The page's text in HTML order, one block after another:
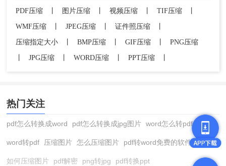
PDF压缩 图片压缩 视频压缩 TIF压缩
WMF压缩
JPEG压缩 证件照压缩
压缩指定大小
BMP压缩 GIF压缩
PNG压缩
JPG压缩 WORD压缩 PPT压缩
热门关注
pdf怎么转换成word pdf怎么转换成jpg图片 word怎么转pdf
word转pdf 压缩图片 怎么压缩图片 pdf转word免费的软件
如何压缩图片 pdf解密 png转jpg pdf转换ppt